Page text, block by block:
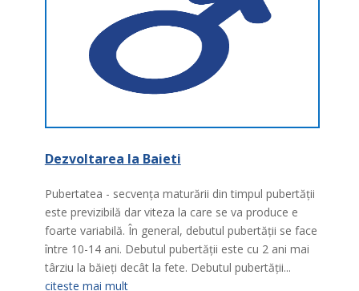
Dezvoltarea la Baieti
Pubertatea - secvenţa maturării din timpul pubertăţii
este previzibilă dar viteza la care se va produce e
foarte variabilă. În general, debutul pubertăţii se face
între 10-14 ani. Debutul pubertăţii este cu 2 ani mai
târziu la băieţi decât la fete. Debutul pubertăţii...
citește mai mult